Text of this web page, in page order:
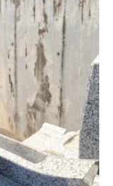
すべき事項
の流れと留意
での段取り
てる準備方法
意点
けるべき法的